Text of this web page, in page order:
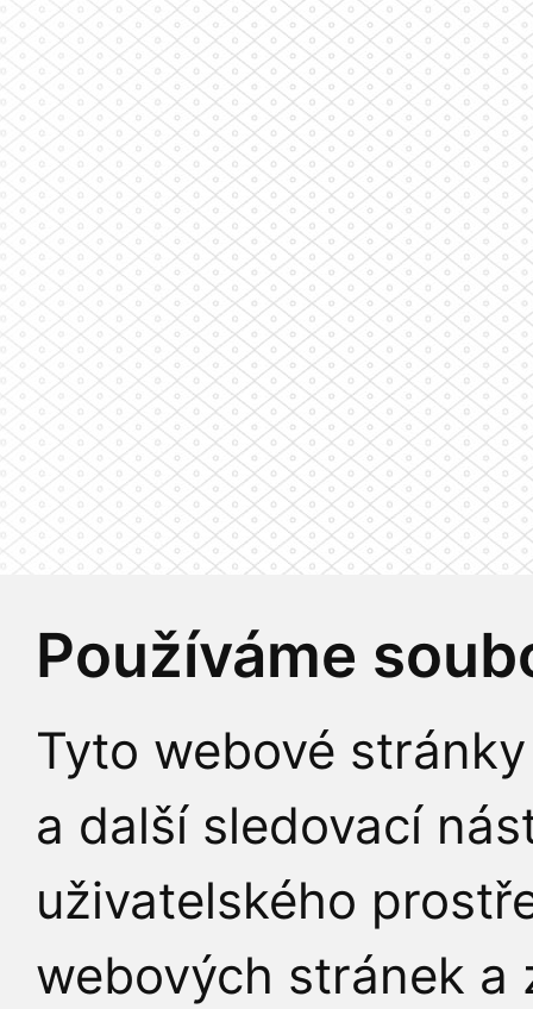
Používáme
Tyto webové
a další sledovací
uživatelského
webových stránek a